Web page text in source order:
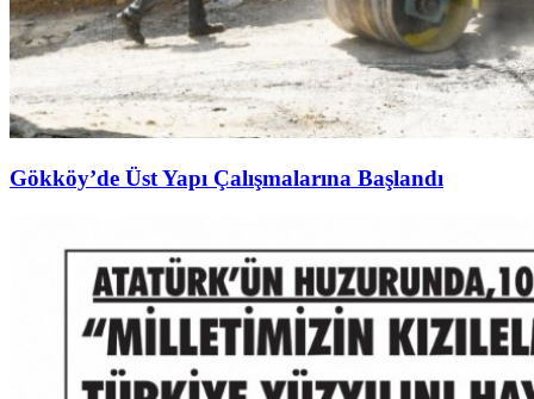
Gökköy’de Üst Yapı Çalışmalarına Başlandı